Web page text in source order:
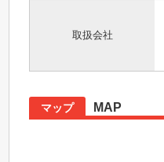
取扱会社
マップ MAP